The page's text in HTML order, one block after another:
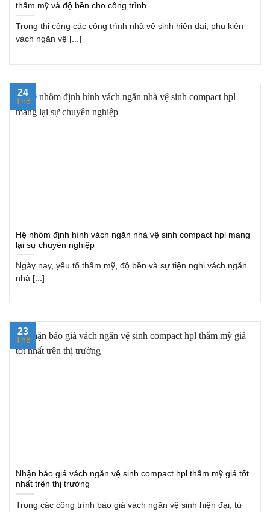
thẩm mỹ và độ bền cho công trình
Trong thi công các công trình nhà vệ sinh hiện đại, phụ kiện
vách ngăn vệ [...]
Hệ nhôm định hình vách ngăn nhà vệ sinh compact hpl mang
lại sự chuyên nghiệp
Ngày nay, yếu tố thẩm mỹ, độ bền và sự tiện nghi vách ngăn
nhà [...]
24
Th8
Nhận báo giá vách ngăn vệ sinh compact hpl thẩm mỹ giá tốt
nhất trên thị trường
Trong các công trình báo giá vách ngăn vệ sinh hiện đại, từ
23
Th8